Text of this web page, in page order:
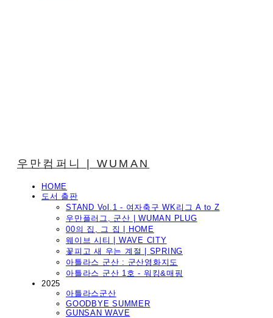
우만컴퍼니 | WUMAN
HOME
도서 출판
STAND Vol.1 - 여자축구 WK리그 A to Z
우만플러그, 군산 | WUMAN PLUG
00의 집, 그 집 | HOME
웨이브 시티 | WAVE CITY
꽃피고 새 우는 계절 | SPRING
아틀라스 군산 : 군산영화지도
아틀라스 군산 1호 - 워킹&매핑
2025
아틀라스군산
GOODBYE SUMMER
GUNSAN WAVE